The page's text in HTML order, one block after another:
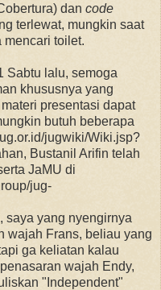
dan code
terlewat, mungkin saat
mencari toilet.
Sabtu lalu, semoga
khususnya yang
presentasi dapat
butuh beberapa
jugwiki/Wiki.jsp?
Bustanil Arifin telah
JaMU di
jug-
saya yang nyengirnya
wajah Frans, beliau yang
ga keliatan kalau
wajah Endy,
"Independent"